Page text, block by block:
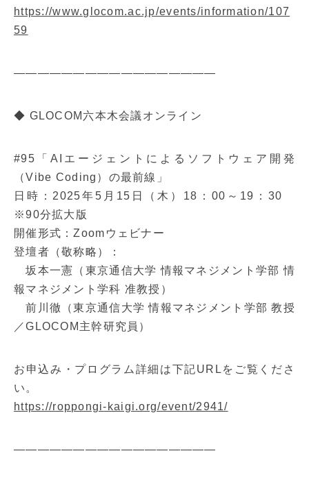
https://www.glocom.ac.jp/events/information/107
59
—————————————————
◆ GLOCOM六本木会議オンライン
#95「AIエージェントによるソフトウェア開発
（Vibe Coding）の最前線」
日時：2025年5月15日（木）18：00～19：30
※90分拡大版
開催形式：Zoomウェビナー
登壇者（敬称略）：
坂本一憲（東京通信大学 情報マネジメント学部 情
報マネジメント学科 准教授）
前川徹（東京通信大学 情報マネジメント学部 教授
／GLOCOM主幹研究員）
お申込み・プログラム詳細は下記URLをご覧くださ
い。
https://roppongi-kaigi.org/event/2941/
—————————————————